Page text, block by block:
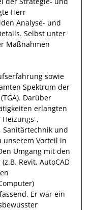
Herr
Analyse- und
Selbst unter
Maßnahmen
sowie
Spektrum der
. Darüber
erlangten
,
Sanitärtechnik und
unserem Vorteil in
Umgang mit den
Revit, AutoCAD
Er war ein